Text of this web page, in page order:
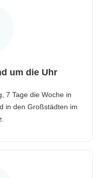
um die Uhr
7 Tage die Woche in
in den Großstädten im